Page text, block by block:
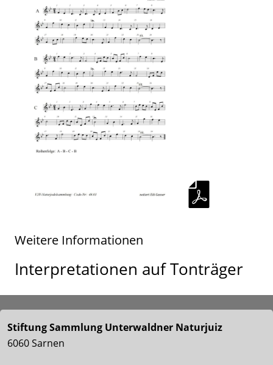
Weitere Informationen
Interpretationen auf Tonträger
Stiftung Sammlung Unterwaldner Naturjuiz
6060 Sarnen